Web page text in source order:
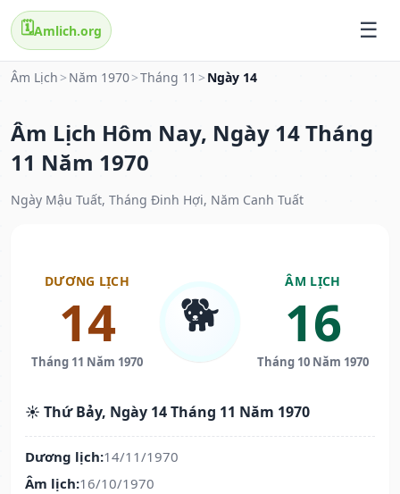
🗓️Amlich.org
Âm Lịch > Năm 1970>Tháng 11 > Ngày 14
Âm Lịch Hôm Nay, Ngày 14 Tháng
11 Năm 1970
Ngày Mậu Tuất, Tháng Đinh Hợi, Năm Canh Tuất
DƯƠNG LỊCH
14
Tháng 11 Năm 1970
🐕
ÂM LỊCH
16
Tháng 10 Năm 1970
☀️ Thứ Bảy, Ngày 14 Tháng 11 Năm 1970
Dương lịch:14/11/1970
Âm lịch:16/10/1970